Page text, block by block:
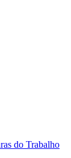
do Trabalho